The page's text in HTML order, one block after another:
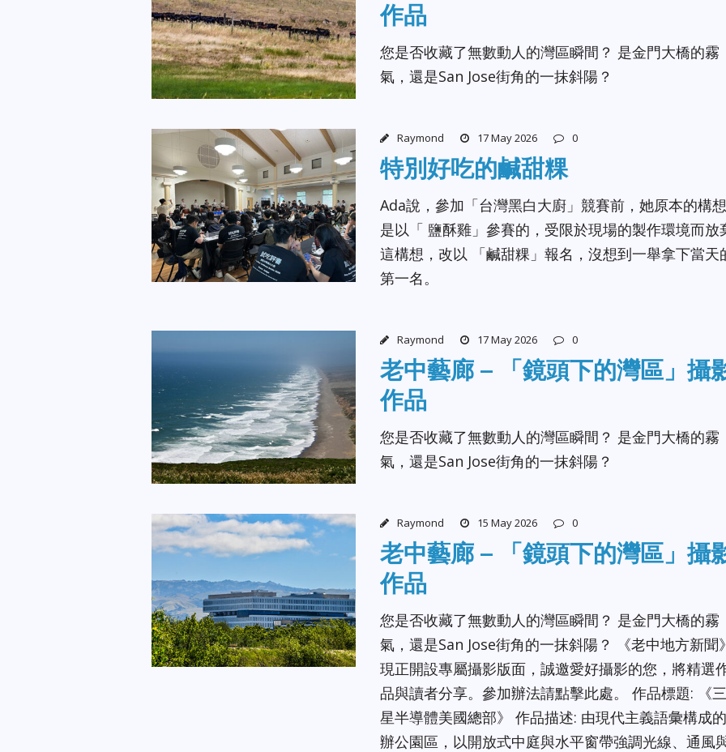
作品
您是否收藏了無數動人的灣區瞬間？ 是金門大橋的霧
氣，還是San Jose街角的一抹斜陽？
Raymond 17 May 2026 0
特別好吃的鹹甜粿
Ada說，參加「台灣黑白大廚」競賽前，她原本的構想
是以「 鹽酥雞」參賽的，受限於現場的製作環境而放
這構想，改以 「鹹甜粿」報名，沒想到一舉拿下當天
第一名。
Raymond 17 May 2026 0
老中藝廊 – 「鏡頭下的灣區」攝
作品
您是否收藏了無數動人的灣區瞬間？ 是金門大橋的霧
氣，還是San Jose街角的一抹斜陽？
Raymond 15 May 2026 0
老中藝廊 – 「鏡頭下的灣區」攝
作品
您是否收藏了無數動人的灣區瞬間？ 是金門大橋的霧
氣，還是San Jose街角的一抹斜陽？ 《老中地方新聞
現正開設專屬攝影版面，誠邀愛好攝影的您，將精選
品與讀者分享。參加辦法請點擊此處。 作品標題: 《三
星半導體美國總部》 作品描述: 由現代主義語彙構成的
辦公園區，以開放式中庭與水平窗帶強調光線、通風